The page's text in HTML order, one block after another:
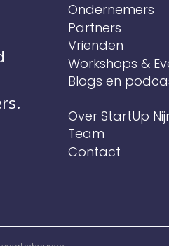
Ondernemers
Partners
Vrienden
Workshops &
Blogs en
Over StartUp
Team
Contact